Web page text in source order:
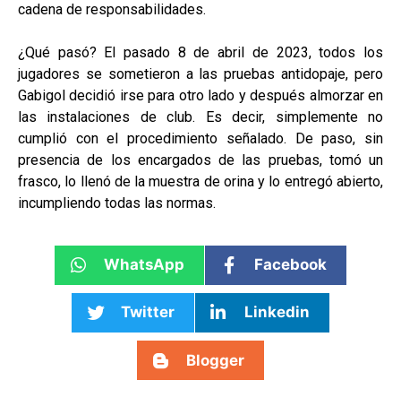
cadena de responsabilidades.
¿Qué pasó? El pasado 8 de abril de 2023, todos los
jugadores se sometieron a las pruebas antidopaje, pero
Gabigol decidió irse para otro lado y después almorzar en
las instalaciones de club. Es decir, simplemente no
cumplió con el procedimiento señalado. De paso, sin
presencia de los encargados de las pruebas, tomó un
frasco, lo llenó de la muestra de orina y lo entregó abierto,
incumpliendo todas las normas.
WhatsApp Facebook
Twitter Linkedin
Blogger